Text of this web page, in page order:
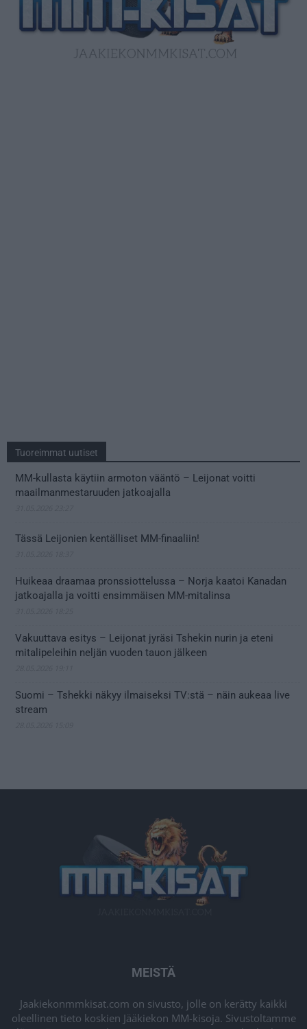
Tuoreimmat uutiset
MM-kullasta käytiin armoton vääntö – Leijonat voitti
maailmanmestaruuden jatkoajalla
Tässä Leijonien kentälliset MM-finaaliin!
Huikeaa draamaa pronssiottelussa – Norja kaatoi Kanadan
jatkoajalla ja voitti ensimmäisen MM-mitalinsa
Vakuuttava esitys – Leijonat jyräsi Tshekin nurin ja eteni
mitalipeleihin neljän vuoden tauon jälkeen
Suomi – Tshekki näkyy ilmaiseksi TV:stä – näin aukeaa live
stream
MEISTÄ
Jaakiekonmmkisat.com on sivusto, jolle on kerätty kaikki
oleellinen tieto koskien Jääkiekon MM-kisoja. Sivustoltamme